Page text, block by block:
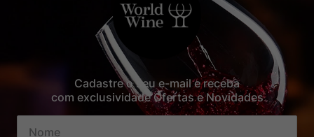
Cadastre o seu e-mail e receba
com exclusividade Ofertas e Novidades